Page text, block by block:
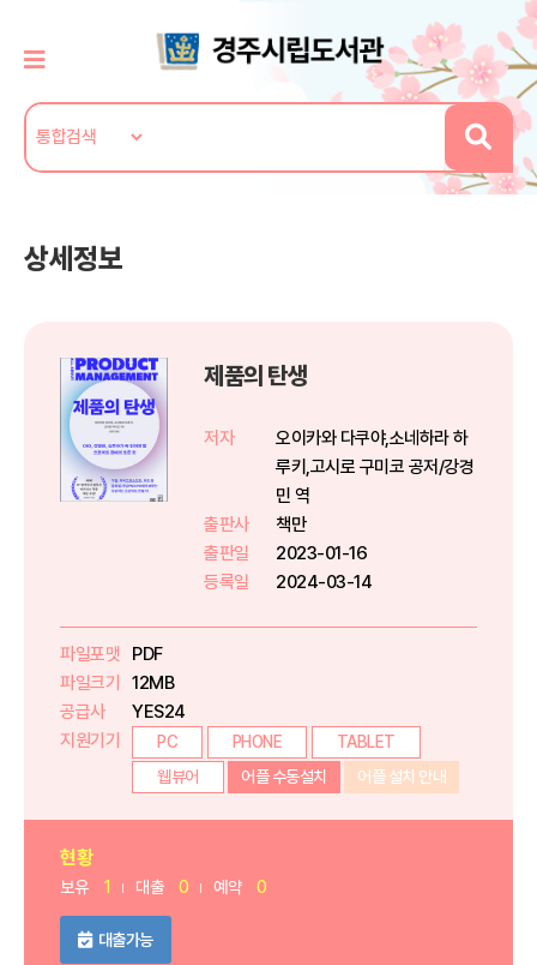
상세정보
제품의 탄생
저자
오이카와 다쿠야,소네하라 하
루키,고시로 구미코 공저/강경
민 역
출판사
책만
출판일
2023-01-16
등록일
2024-03-14
파일포맷
PDF
파일크기
12MB
공급사
YES24
지원기기
PC PHONE
TABLET
웹뷰어
어플 수동설치 어플 설치 안내
현황
보유 1 대출 0 예약 0
대출가능